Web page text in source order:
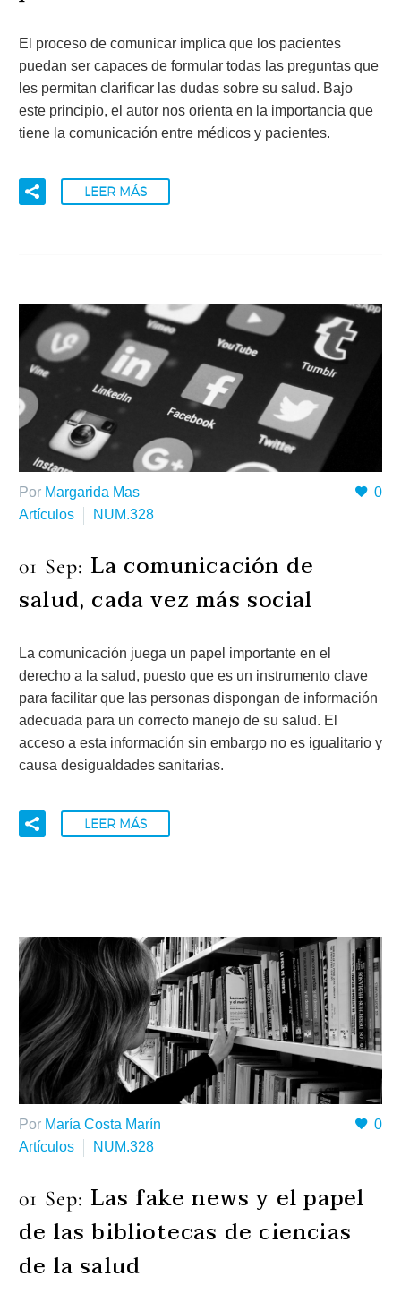
El proceso de comunicar implica que los pacientes
puedan ser capaces de formular todas las preguntas que
les permitan clarificar las dudas sobre su salud. Bajo
este principio, el autor nos orienta en la importancia que
tiene la comunicación entre médicos y pacientes.
LEER MÁS
0
Por Margarida Mas
Artículos
NUM.328
01 Sep: La comunicación de
salud, cada vez más social
La comunicación juega un papel importante en el
derecho a la salud, puesto que es un instrumento clave
para facilitar que las personas dispongan de información
adecuada para un correcto manejo de su salud. El
acceso a esta información sin embargo no es igualitario y
causa desigualdades sanitarias.
LEER MÁS
0
Por María Costa Marín
Artículos
NUM.328
01 Sep: Las fake news y el papel
de las bibliotecas de ciencias
de la salud